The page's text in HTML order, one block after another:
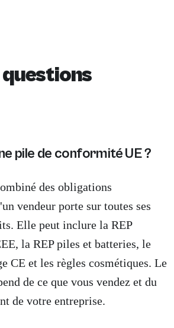
pile de conformité UE ?
des obligations
vendeur porte sur toutes ses
Elle peut inclure la REP
la REP piles et batteries, le
CE et les règles cosmétiques. Le
de ce que vous vendez et du
de votre entreprise.